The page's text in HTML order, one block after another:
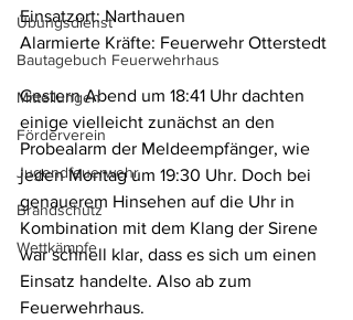
Übungsdienst
Bautagebuch Feuerwehrhaus
Mitteilungen
Förderverein
Jugendfeuerwehr
Brandschutz
Wettkämpfe
Einsatzort: Narthauen
Alarmierte Kräfte: Feuerwehr Otterstedt
Gestern Abend um 18:41 Uhr dachten
einige vielleicht zunächst an den
Probealarm der Meldeempfänger, wie
jeden Montag um 19:30 Uhr. Doch bei
genauerem Hinsehen auf die Uhr in
Kombination mit dem Klang der Sirene
war schnell klar, dass es sich um einen
Einsatz handelte. Also ab zum
Feuerwehrhaus.